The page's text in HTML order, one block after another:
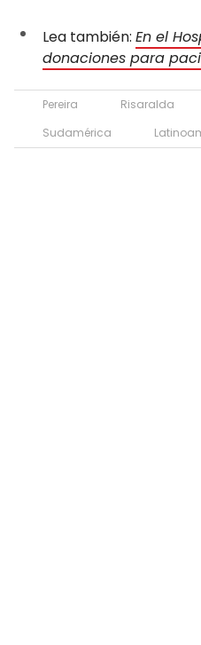
Lea también: En el
donaciones para
Pereira Risaralda
Sudamérica